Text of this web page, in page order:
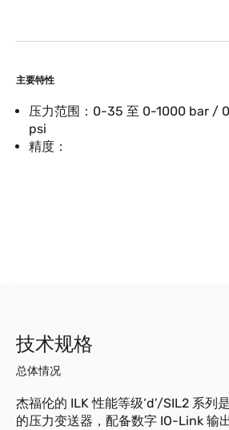
主要特性
压力范围：0-35 至 0-1000 bar /
psi
精度：
技术规格
总体情况
杰福伦的 ILK 性能等级‘d’/SIL2 系列
的压力变送器，配备数字 IO-Link 输出